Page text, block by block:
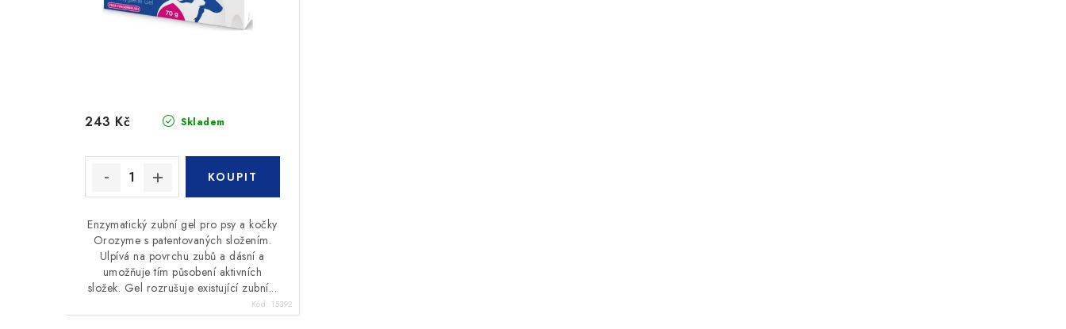
Skladem
243 Kč
Enzymatický zubní gel pro psy a kočky
Orozyme s patentovaných složením.
Ulpívá na povrchu zubů a dásní a
umožňuje tím působení aktivních
složek. Gel rozrušuje existující zubní...
Kód: 15392